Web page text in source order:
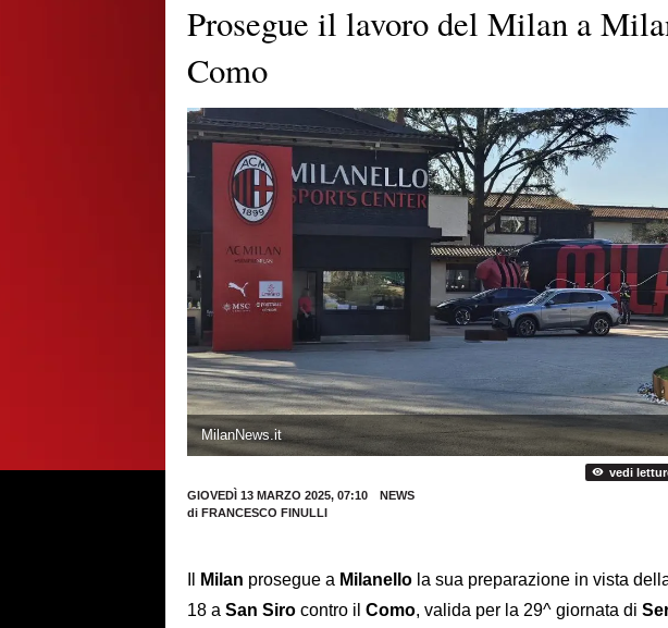
Prosegue il lavoro del Milan a
Como
MilanNews.it
vedi
GIOVEDÌ 13 MARZO 2025, 07:10
NEWS
di FRANCESCO FINULLI
Milan prosegue a Milanello la sua preparazione in vista
18 a San Siro contro il Como, valida per la 29^ giornata di